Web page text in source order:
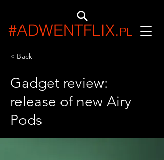
#ADWENTFLIX.PL
< Back
Gadget review:
release of new Airy
Pods